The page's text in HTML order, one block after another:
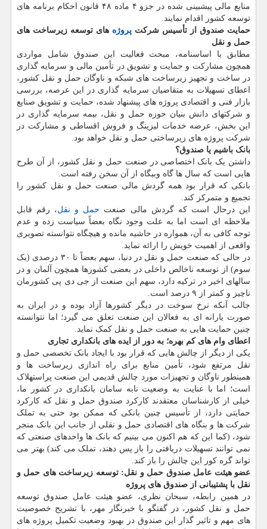
منابع مالی پیشبینی شده در جزو ۴ ماده ۴۸ قانون احکام برنامه های
توسعه کشور اقدام نمایند.
حمایت صندوق از تأسیس شرکت پروژه های توسعه زیرساخت های
حمل و نقل
مطابق با اساسنامه، مبحث فعالیت این صندوق شامل مواردی
همچون مشارکت و حمایت و تشویق در تأمین مالی و سرمایه گذاری
در ساخت و تجهیز زیرساخت های شبکه و ناوگان حمل و نقل کشور،
اعطای تسهیلات به متقاضیان سرمایه گذاری در این عرصه، بررسی
بازار فنی و اقتصادی پروژه های پیشنهاد شده، حمایت و تشویق صنایع
و شرکتهای دانش بنیان حوزه حمل و نقل، بیمه سرمایه گذاری در
این بخش، عرضه خدمات لیزینگ و فروش اقساطی و مشارکت در
شرکت پروژه های زیرساختی حمل و نقل خواهد بود.
بانک باشیم یا صندوق؟
داشتن یک بانک اختصاصی در صنعت حمل و نقل کشور، از آن طرح
هایی است که سال ها گاه وبیگاه از آن سخن رفته است.
بانکی که قرار بود همه گردش مالی صنعت حمل و نقل کشور را
تجمیع و متمرکز کند.
این درحال است که گردش مالی صنعت حمل و نقل، رقم قابل
ملاحظه ای است اما به علت وجود نگاه بعضاً سیاست زده و عدم
توجه کافی به آن، همواره در حاشیه مانده و هیچگاه نتوانسته تصویری
واقعی از اهمیت خویش را ارائه نماید.
در حالی که صنعت حمل و نقل در دنیا، سهم بعضاً تا ۳۰ درصدی (یک
سوم) از توسعه ناخالص داخلی در بعضی کشورها همچون آلمان و در
سالهای اخیر در ترکیه دارد، سهم این صنعت از جی دی پی کشورمان
ناچیز و کمتر از ۹ درصد است.
جالب آنکه نرخ سوخت در دیگر کشورها آزاد بوده و در ایران به
صورت یارانه ای به فعالان این صنعت تعلق می گیرد؛ اما نتوانسته
چنین حمایت هایی به صنعت حمل و نقل کمک نماید.
اعطای وام های کم بهره؛ به دور از ایده های بانکداری تجاری
یکی از دیگر از چالش هایی که قرار بود با ایجاد بانک تخصصی حمل و
نقل مرتفع شود، تأمین منابع برای راه اندازی زیرساخت ها و
همینطور ناوگان و تجهیزات مورد چالش قدیمی این صنعت پراستهلاک
است؛ اما با عنایت به وضعیت نابه سامان بانکداری در کشور ما،
خیلی از کارشناسان معتقدند کارکرد صندوق حمل و نقل که کارکرد
حمایتی دارد، از تأسیس چنین بانکی که ممکن بود حتی به تملک
شرکت ها و بنگاه های اقتصادی حمل و نقلی از جانب این بانک منجر
شود، (کما این که هم اکنون می بینیم که بانک ها واحدهای صنعتی که
نمی توانند تسهیلات دریافتی را باز پس دهند، تملک می کند) بهتر می
تواند گره کور این چالش را باز کند.
عضو هیئت عامل صندوق حمل و نقل: توسعه زیرساخت های حمل و
نقل با پشتیبانی از صندوق های پروژه
در همین رابطه، سبحان نظری، عضو هیئت عامل صندوق توسعه
حمل و نقل کشور، در گفتگو با خبرنگار مهر، با تشریح خصوصیت
های مهم و تاثیر گذار این صندوق در بهبود وضعیت تکمیل پروژه های